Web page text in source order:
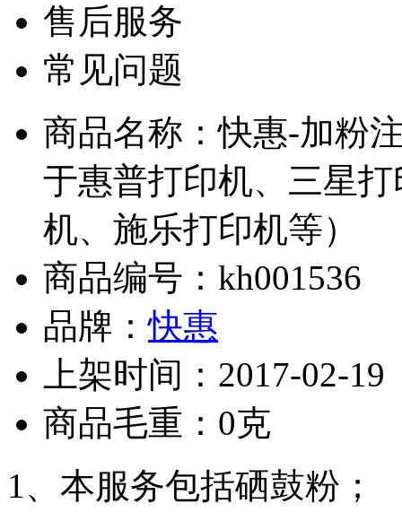
售后服务
常见问题
商品名称：快惠-加粉
于惠普打印机、三星
机、施乐打印机等）
商品编号：kh001536
品牌：快惠
上架时间：2017-02-19
商品毛重：0克
1、本服务包括硒鼓粉；